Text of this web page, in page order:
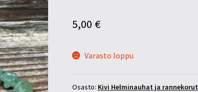
5,00 €
Varasto loppu
Osasto: Kivi Helminauhat ja rannekorut